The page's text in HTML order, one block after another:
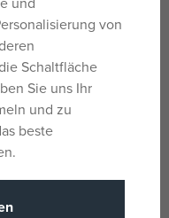
in einer Geschenkbox.
Originalkleidung
von
Schaltfläche
Sie uns Ihr
und zu
beste